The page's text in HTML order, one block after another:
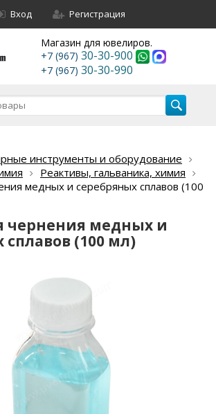
Вход Регистрация
Магазин для ювелиров.
+7 (967) 30-30-900
+7 (967) 30-30-990
инструменты и оборудование
Реактивы, гальваника, химия
медных и серебряных сплавов (100
чернения медных и
сплавов (100 мл)